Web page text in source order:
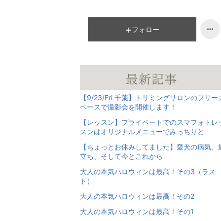
フォロー
【9/23/Fri 千葉】トリミングサロンのフリー
ペースで撮影会を開催します！
【レッスン】プライベートでのスマフォトレ
スンはオリジナルメニューでみっちりと
【ちょっとお休みしてました】愛犬の病気、
立ち、そして今とこれから
大人の本気ハロウィンは最高！その3（ラス
ト）
大人の本気ハロウィンは最高！その2
大人の本気ハロウィンは最高！その1